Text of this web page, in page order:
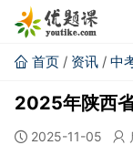
首页 / 资讯 / 中
2025年陕西
2025-11-05